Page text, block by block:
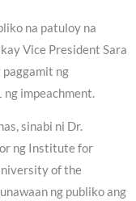
na patuloy na
Vice President Sara
paggamit ng
impeachment.
sinabi ni Dr.
ng Institute for
of the
ng publiko ang